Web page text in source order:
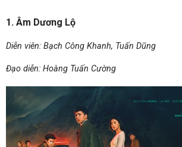
1. Âm Dương Lộ
Diễn viên: Bạch Công Khanh, Tuấn Dũng
Đạo diễn: Hoàng Tuấn Cường